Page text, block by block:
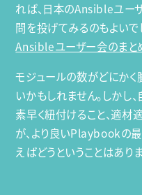
れば、日本のAnsibleユー
問を投げてみるのもよい
Ansibleユーザー会のまと
モジュールの数がどにか
いかもしれません。しかし
素早く紐付けること、適材
が、より良いPlaybookの
えばどうということはあり